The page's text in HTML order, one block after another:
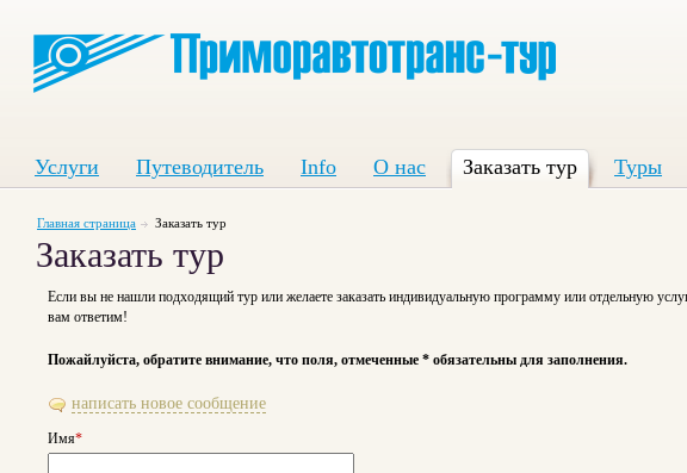
Услуги Путеводитель Info О нас Заказать тур Туры
Главная страница Заказать тур
Заказать тур
Если вы не нашли подходящий тур или желаете заказать индивидуальную программу или отдельную
вам ответим!
Пожайлуйста, обратите внимание, что поля, отмеченные * обязательны для заполнения.
написать новое сообщение
Имя*